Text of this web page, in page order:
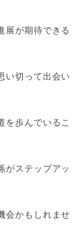
展が期待できる
い切って出会い
を歩んでいるこ
がステップアッ
会かもしれませ